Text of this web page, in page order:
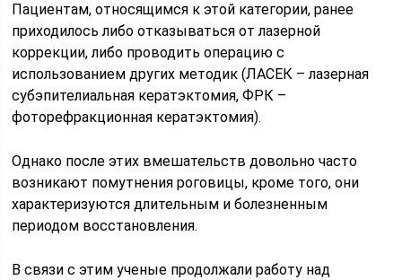
Пациентам, относящимся к этой категории, ранее
приходилось либо отказываться от лазерной
коррекции, либо проводить операцию с
использованием других методик (ЛАСЕК – лазерная
субэпителиальная кератэктомия, ФРК –
фоторефракционная кератэктомия).
Однако после этих вмешательств довольно часто
возникают помутнения роговицы, кроме того, они
характеризуются длительным и болезненным
периодом восстановления.
В связи с этим ученые продолжали работу над